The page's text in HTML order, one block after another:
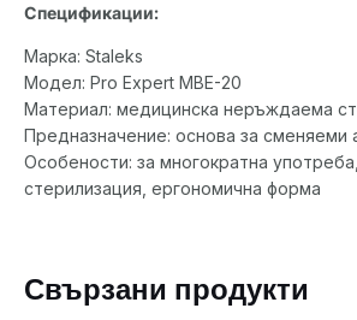
Спецификации:
Марка: Staleks
Модел: Pro Expert MBE-20
Материал: медицинска неръждаема
Предназначение: основа за сменяеми
Особености: за многократна
стерилизация, ергономична форма
Свързани продукти